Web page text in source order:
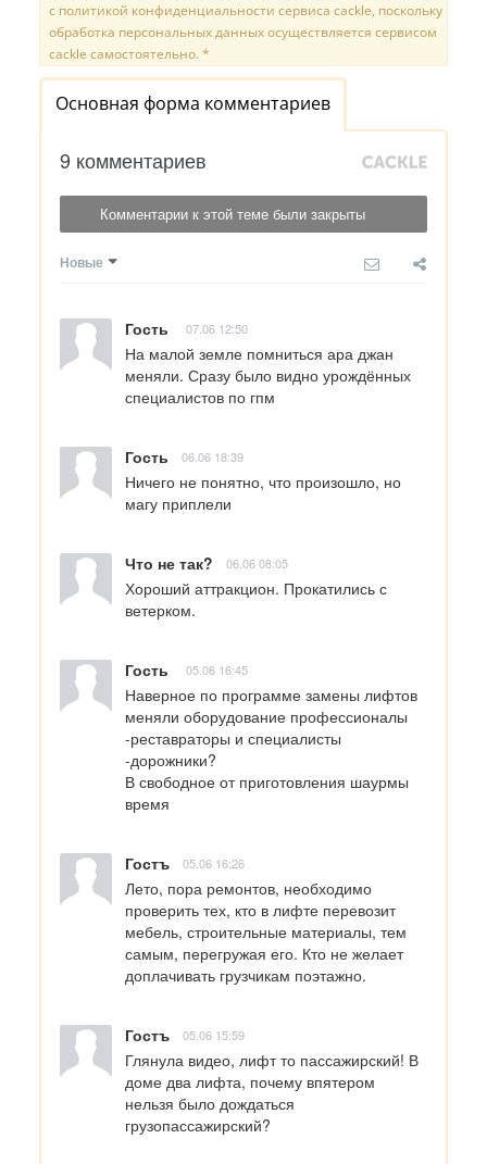
с политикой конфиденциальности сервиса cackle, поскольку
обработка персональных данных осуществляется сервисом
cackle самостоятельно. *
Основная форма комментариев
9 комментариев
Комментарии к этой теме были закрыты
Новые
Гость 07.06 12:50
На малой земле помниться ара джан
меняли. Сразу было видно урождённых
специалистов по гпм
Гость 06.06 18:39
Ничего не понятно, что произошло, но
магу приплели
Что не так? 06.06 08:05
Хороший аттракцион. Прокатились с
ветерком.
Гость 05.06 16:45
Наверное по программе замены лифтов
меняли оборудование профессионалы
-реставраторы и специалисты
-дорожники?
В свободное от приготовления шаурмы
время
Гостъ 05.06 16:26
Лето, пора ремонтов, необходимо
проверить тех, кто в лифте перевозит
мебель, строительные материалы, тем
самым, перегружая его. Кто не желает
доплачивать грузчикам поэтажно.
Гостъ 05.06 15:59
Глянула видео, лифт то пассажирский! В
доме два лифта, почему впятером
нельзя было дождаться
грузопассажирский?